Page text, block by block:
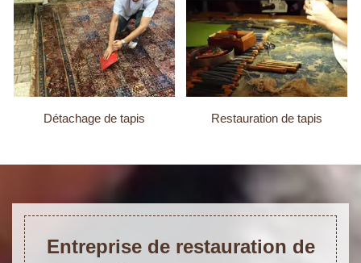
Détachage de tapis Restauration de tapis
Entreprise de restauration de